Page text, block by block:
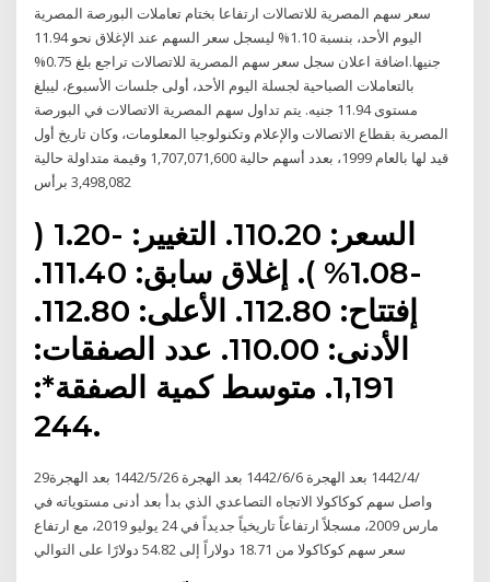
سعر سهم المصرية للاتصالات ارتفاعا بختام تعاملات البورصة المصرية
اليوم الأحد، بنسبة 1.10% ليسجل سعر السهم عند الإغلاق نحو 11.94
جنيها.اضافة اعلان سجل سعر سهم المصرية للاتصالات تراجع بلغ 0.75%
بالتعاملات الصباحية لجسلة اليوم الأحد، أولى جلسات الأسبوع، ليبلغ
مستوى 11.94 جنيه. يتم تداول سهم المصرية الاتصالات في البورصة
المصرية بقطاع الاتصالات والإعلام وتكنولوجيا المعلومات، وكان تاريخ أول
قيد لها بالعام 1999، بعدد أسهم حالية 1,707,071,600 وقيمة متداولة حالية
3,498,082 برأس
السعر: 110.20. التغيير: -1.20 (
-1.08% ). إغلاق سابق: 111.40.
إفتتاح: 112.80. الأعلى: 112.80.
الأدنى: 110.00. عدد الصفقات:
1,191. متوسط كمية الصفقة*:
244.
29‏‏/4‏‏/1442 بعد الهجرة 6‏‏/6‏‏/1442 بعد الهجرة 26‏‏/5‏‏/1442 بعد الهجرة
واصل سهم كوكاكولا الاتجاه التصاعدي الذي بدأ بعد أدنى مستوياته في
مارس 2009، مسجلاً ارتفاعاً تاريخياً جديداً في 24 يوليو 2019، مع ارتفاع
سعر سهم كوكاكولا من 18.71 دولاراً إلى 54.82 دولارًا على التوالي